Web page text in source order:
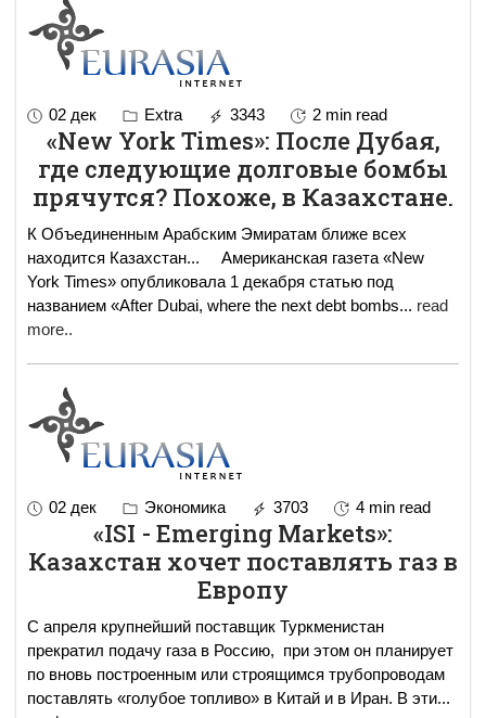
02 дек Extra 3343 2 min read
«New York Times»: После Дубая,
где следующие долговые бомбы
прячутся? Похоже, в Казахстане.
К Объединенным Арабским Эмиратам ближе всех
находится Казахстан... Американская газета «New
York Times» опубликовала 1 декабря статью под
названием «After Dubai, where the next debt bombs... read
more..
02 дек Экономика 3703 4 min read
«ISI - Emerging Markets»:
Казахстан хочет поставлять газ в
Европу
С апреля крупнейший поставщик Туркменистан
прекратил подачу газа в Россию, при этом он планирует
по вновь построенным или строящимся трубопроводам
поставлять «голубое топливо» в Китай и в Иран. В эти...